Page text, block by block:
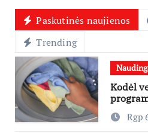
Paskutinės naujienos
Trending
Kodėl
Rgp